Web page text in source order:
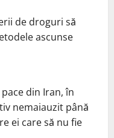
de droguri să
ascunse
din Iran, în
nemaiauzit până
ei care să nu fie